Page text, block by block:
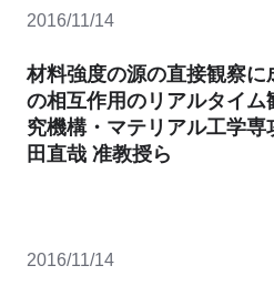
2016/11/14
材料強度の源の直接観察
の相互作用のリアルタイ
究機構・マテリアル工学
田直哉 准教授ら
2016/11/14